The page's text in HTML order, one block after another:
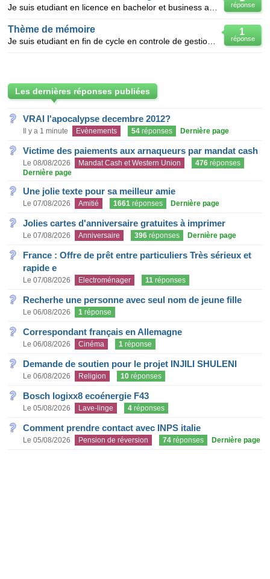
réponse
1
réponse
Thème de mémoire
Les dernières réponses publiées
VRAI l'apocalypse decembre 2012?
Il y a 1 minute Evènements 54 réponses Dernière page
Victime des paiements aux arnaqueurs par mandat cash
Le 08/08/2026 Mandat Cash et Western Union 476 réponses
Dernière page
Une jolie texte pour sa meilleur amie
Le 07/08/2026 Amitié 1661 réponses Dernière page
Jolies cartes d'anniversaire gratuites à imprimer
Le 07/08/2026 Anniversaire 396 réponses Dernière page
France : Offre de prêt entre particuliers Très sérieux et
rapide e
Le 07/08/2026 Electroménager 11 réponses
Recherhe une personne avec seul nom de jeune fille
Le 06/08/2026 1 réponse
Correspondant français en Allemagne
Le 06/08/2026 Cinéma 1 réponse
Demande de soutien pour le projet INJILI SHULENI
Le 06/08/2026 Religion 10 réponses
Bosch logixx8 ecoénergie F43
Le 05/08/2026 Lave-linge 4 réponses
Comment prendre contact avec INPS italie
Le 05/08/2026 Pension de réversion 74 réponses Dernière page